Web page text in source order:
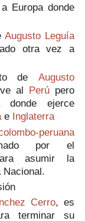
Europa donde
Augusto Leguía
otra vez a
de Augusto
al Perúpero
donde ejerce
e
Inglaterra
peruana
por el
asumir la
Cerro, es
terminar su